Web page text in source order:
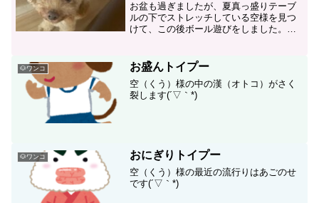
お盆も過ぎましたが、夏真っ盛りテーブ
ルの下でストレッチしている空様を見つ
けて、この後ボール遊びをしました。ふ
🐶ワンコ お盛んトイプー
空（くう）様の中の漢（オトコ）がさく
裂します(´▽｀*)
🐶ワンコ おにぎりトイプー
空（くう）様の最近の流行りはあごのせ
です(´▽｀*)